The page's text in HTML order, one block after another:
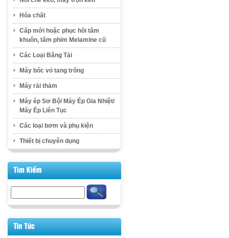
Hóa chất
Cấp mới hoặc phục hồi tấm
khuôn, tấm phim Melamine cũ
Các Loại Băng Tải
Máy bóc vỏ tang trống
Máy rải thảm
Máy ép Sơ Bộ/ Máy Ép Gia Nhiệt/
Máy Ép Liên Tục
Các loại bơm và phụ kiện
Thiết bị chuyên dụng